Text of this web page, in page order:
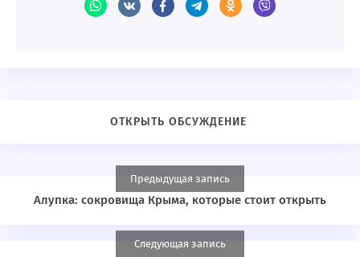
Предыдущая запись
Алупка: сокровища Крыма, которые стоит открыть
Следующая запись